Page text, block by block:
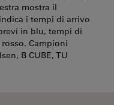
mostra il
i tempi di arrivo
in blu, tempi di
Campioni
B CUBE, TU